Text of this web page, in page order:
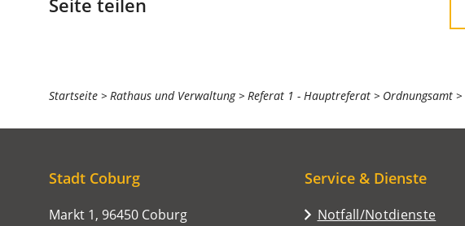
Seite teilen
Sie
befinden
hier:
Startseite Rathaus und Verwaltung Referat 1 - Hauptreferat Ordnungsamt
Stadt Coburg
Markt 1, 96450 Coburg
Service & Dienste
Notfall/Notdienste